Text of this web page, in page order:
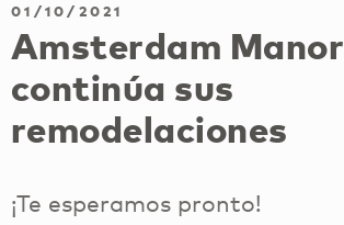
01/10/2021
Amsterdam Manor
continúa sus
remodelaciones
¡Te esperamos pronto!